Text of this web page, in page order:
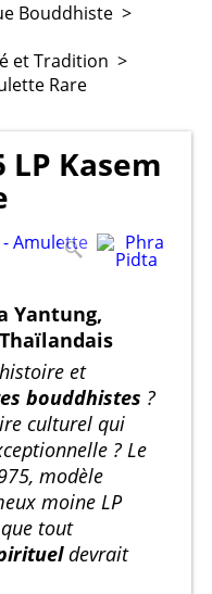
Bouddhiste >
et Tradition >
Rare
LP Kasem
Yantung,
et
bouddhistes ?
culturel qui
? Le
modèle
moine LP
tout
devrait